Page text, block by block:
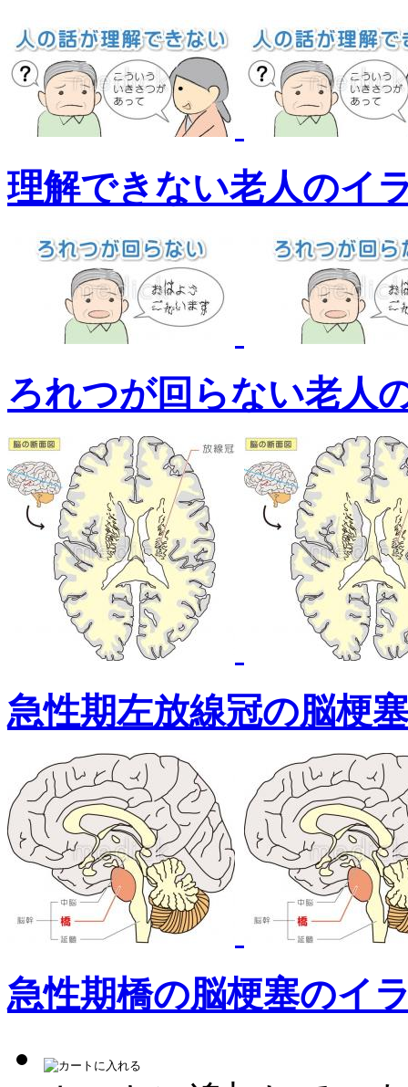
理解できない老人のイ
ろれつが回らない老人
急性期左放線冠の脳梗
急性期橋の脳梗塞のイ